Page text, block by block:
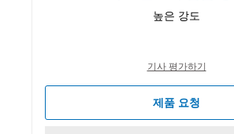
높은 강도
기사 평가하기
제품 요청